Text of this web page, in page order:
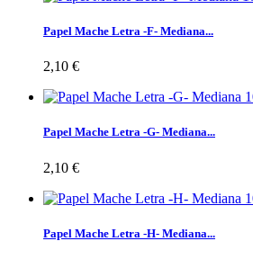
Papel Mache Letra -F- Mediana...
2,10 €
Papel Mache Letra -G- Mediana...
2,10 €
Papel Mache Letra -H- Mediana...